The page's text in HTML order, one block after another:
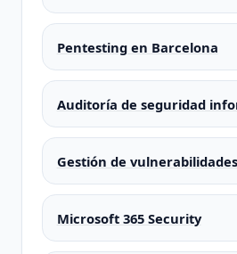
Pentesting en Barcelona
Auditoría de seguridad
Gestión de vulnerabilidades
Microsoft 365 Security